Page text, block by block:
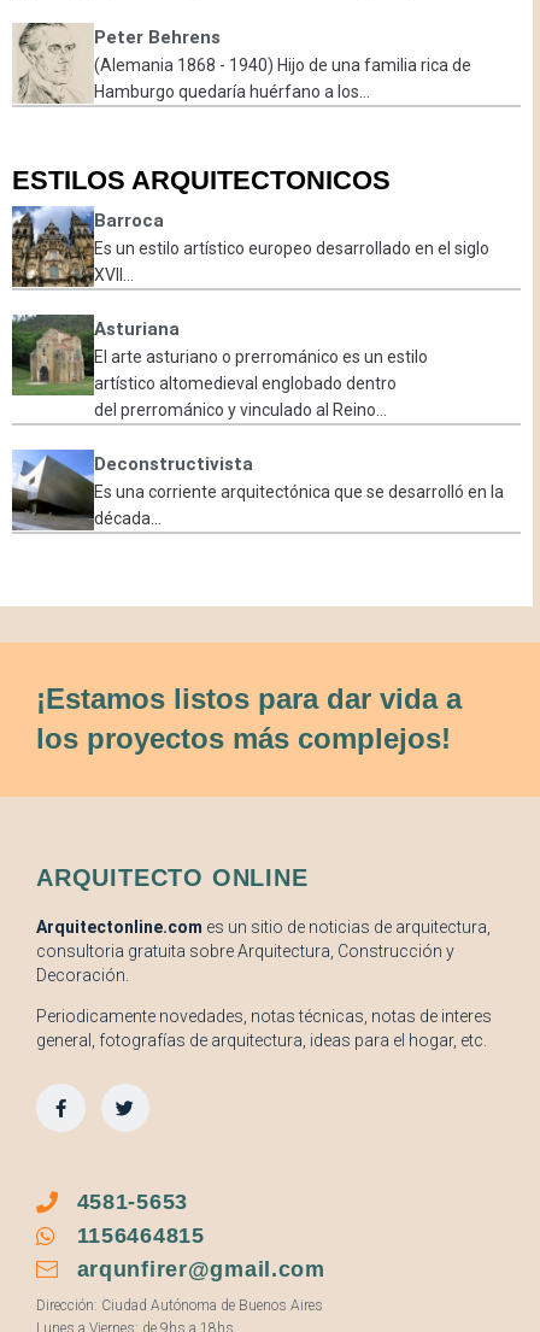
Peter Behrens
(Alemania 1868 - 1940) Hijo de una familia rica de
Hamburgo quedaría huérfano a los...
ESTILOS ARQUITECTONICOS
Barroca
Es un estilo artístico europeo desarrollado en el siglo
XVII...
Asturiana
El arte asturiano o prerrománico es un estilo
artístico altomedieval englobado dentro
del prerrománico y vinculado al Reino...
Deconstructivista
Es una corriente arquitectónica que se desarrolló en la
década...
¡Estamos listos para dar vida a
los proyectos más complejos!
ARQUITECTO ONLINE
Arquitectonline.com es un sitio de noticias de arquitectura,
consultoria gratuita sobre Arquitectura, Construcción y
Decoración.
Periodicamente novedades, notas técnicas, notas de interes
general, fotografías de arquitectura, ideas para el hogar, etc.
4581-5653
1156464815
arqunfirer@gmail.com
Dirección: Ciudad Autónoma de Buenos Aires